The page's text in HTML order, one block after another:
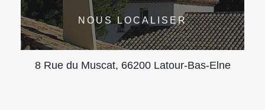
NOUS LOCALISER
8 Rue du Muscat, 66200 Latour-Bas-Elne